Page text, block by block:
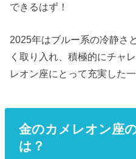
できるはず！
2025年はブルー系の冷静さ
く取り入れ、積極的にチャ
レオン座にとって充実した
金のカメレオン座
は？